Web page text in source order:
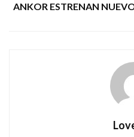
ANKOR ESTRENAN